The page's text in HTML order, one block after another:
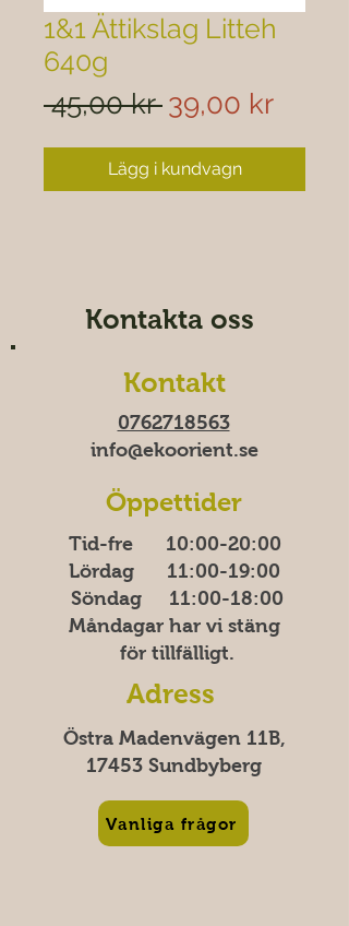
1&1 Ättikslag Litteh
640g
45,00 kr Ordinarie
39,00 kr
Lägg i kundvagn
Kontakta oss
Kontakt
0762718563
info@ekoorient.se​​
Öppettider
Tid-fre 10:00-20​​​:00
Lördag 11:00-19:00
Söndag 11:00-18:00
Måndagar har vi stäng
för tillfälligt.
Adress
Östra Madenvägen 11B,
17453 Sundbyberg
Vanliga frågor